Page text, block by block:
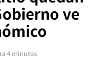
ve
4 minutos